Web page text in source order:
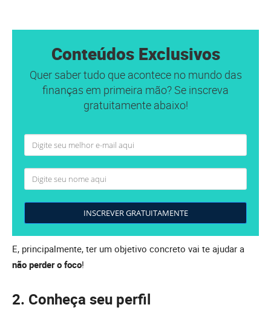
Conteúdos Exclusivos
Quer saber tudo que acontece no mundo das
finanças em primeira mão? Se inscreva
gratuitamente abaixo!
INSCREVER GRATUITAMENTE
E, principalmente, ter um objetivo concreto vai te ajudar a
não perder o foco!
2. Conheça seu perfil